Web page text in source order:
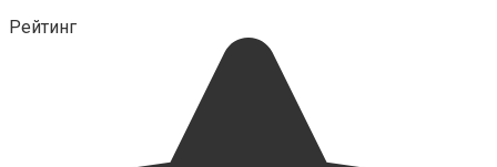
Рейтинг